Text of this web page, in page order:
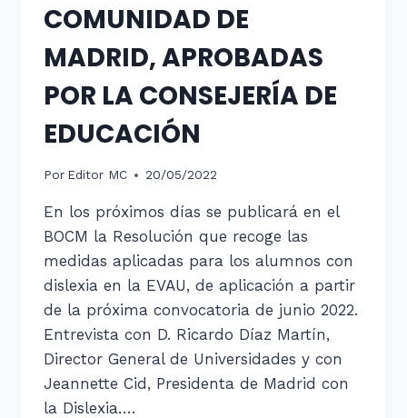
COMUNIDAD DE
MADRID, APROBADAS
POR LA CONSEJERÍA DE
EDUCACIÓN
Por Editor MC 20/05/2022
En los próximos días se publicará en el
BOCM la Resolución que recoge las
medidas aplicadas para los alumnos con
dislexia en la EVAU, de aplicación a partir
de la próxima convocatoria de junio 2022.
Entrevista con D. Ricardo Díaz Martín,
Director General de Universidades y con
Jeannette Cid, Presidenta de Madrid con
la Dislexia….